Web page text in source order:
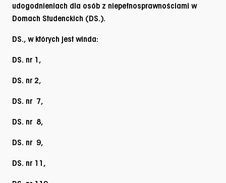
udogodnieniach dla osób z niepełnosprawnościami w
Domach Studenckich (DS.).
DS., w których jest winda:
DS. nr 1,
DS. nr 2,
DS. nr 7,
DS. nr 8,
DS. nr 9,
DS. nr 11,